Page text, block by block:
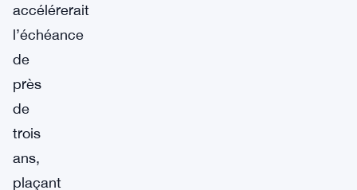
accélérerait
l’échéance
de
près
de
trois
ans,
plaçant